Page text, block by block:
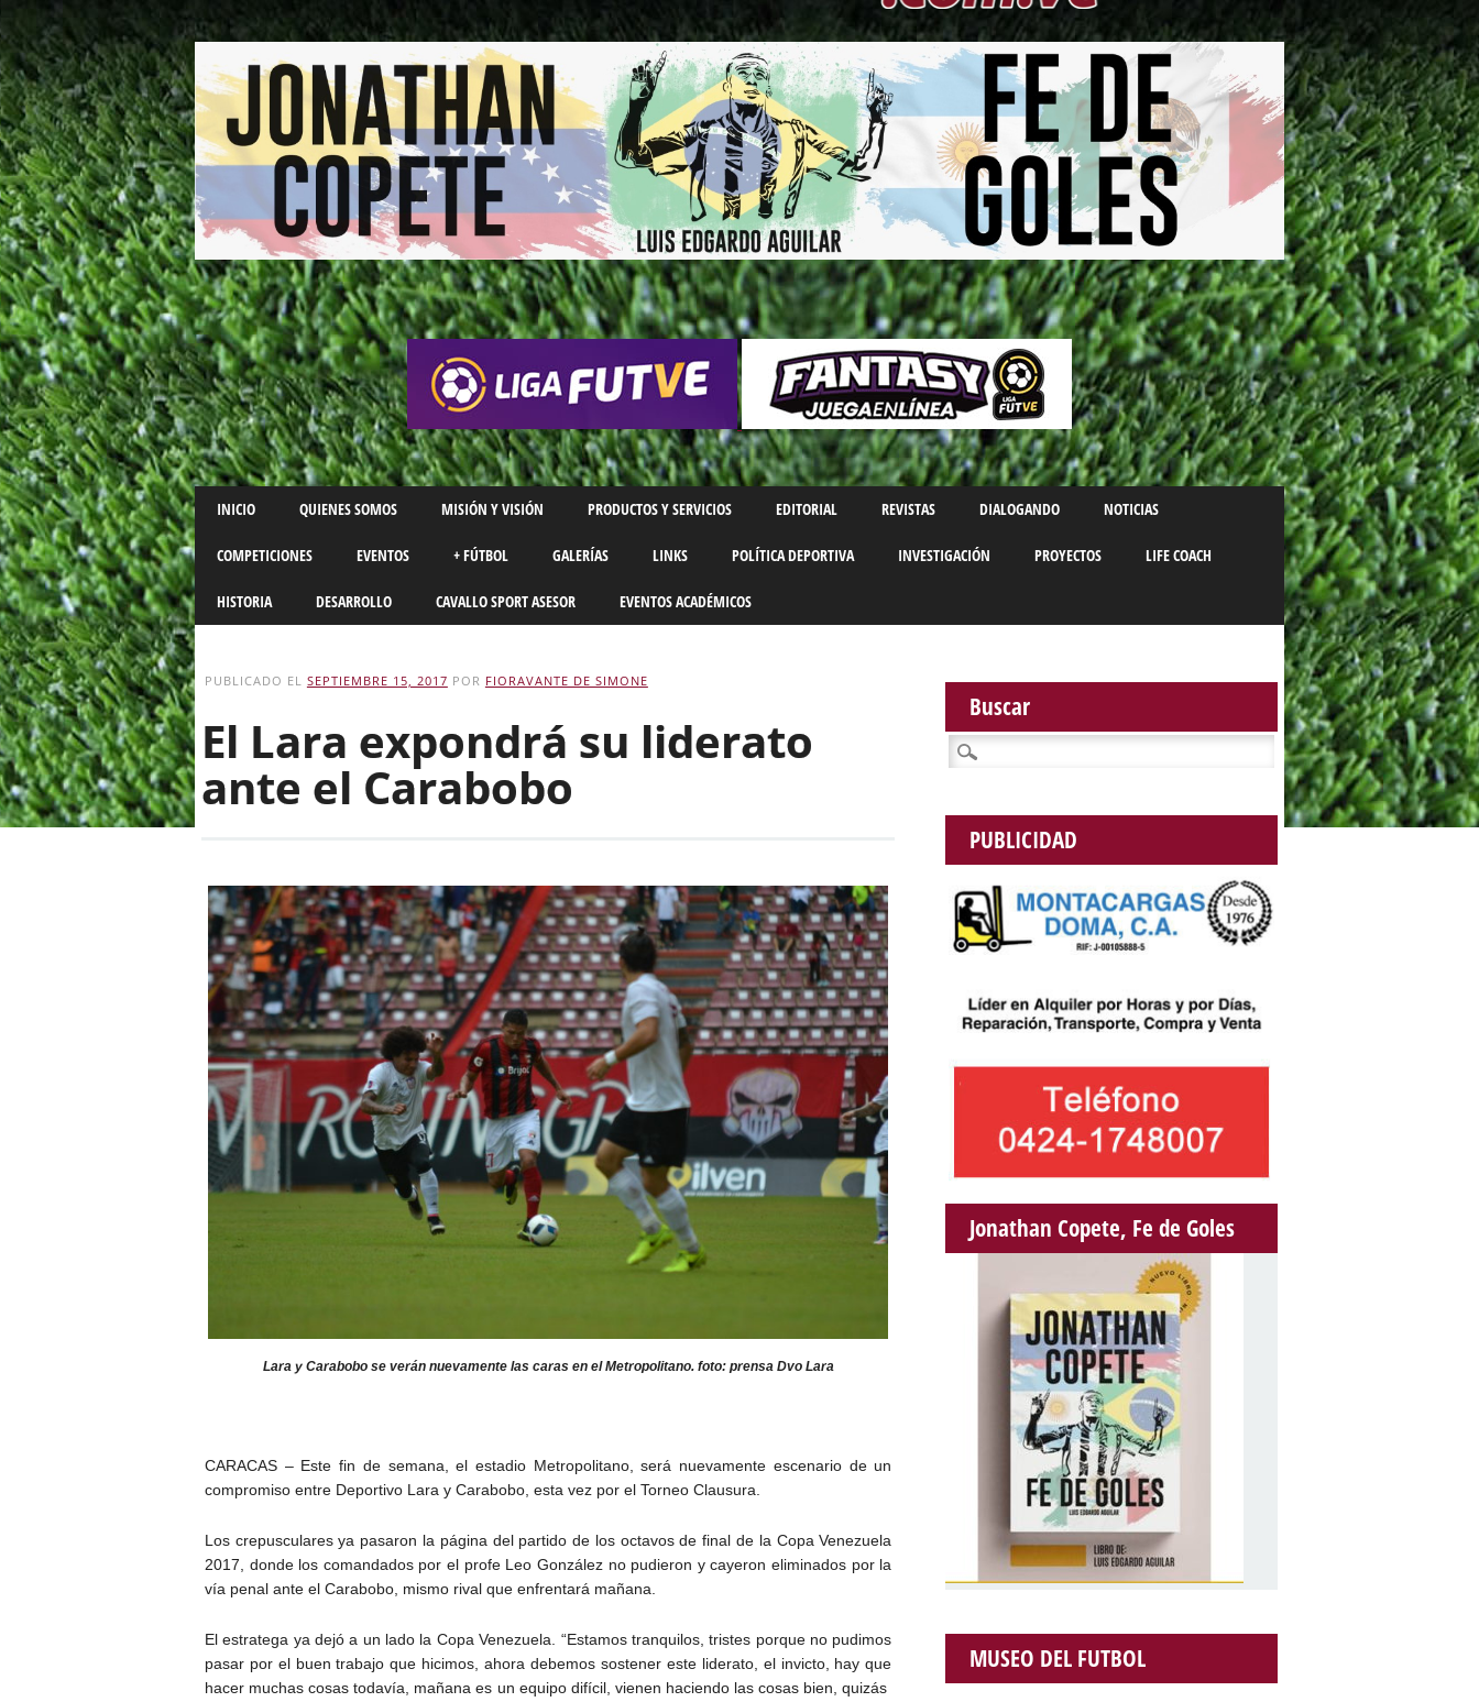
Main menu
Skip
to
content
INICIO QUIENES SOMOS MISIÓN Y VISIÓN PRODUCTOS Y SERVICIOS EDITORIAL REVISTAS DIALOGANDO NOTICIAS
COMPETICIONES EVENTOS + FÚTBOL GALERÍAS LINKS POLÍTICA DEPORTIVA INVESTIGACIÓN PROYECTOS LIFE COACH
HISTORIA DESARROLLO CAVALLO SPORT ASESOR EVENTOS ACADÉMICOS
PUBLICADO EL SEPTIEMBRE 15, 2017 POR FIORAVANTE DE SIMONE
El Lara expondrá su liderato
ante el Carabobo
Lara y Carabobo se verán nuevamente las caras en el Metropolitano. foto: prensa Dvo Lara
CARACAS – Este fin de semana, el estadio Metropolitano, será nuevamente escenario de un
compromiso entre Deportivo Lara y Carabobo, esta vez por el Torneo Clausura.
Los crepusculares ya pasaron la página del partido de los octavos de final de la Copa Venezuela
2017, donde los comandados por el profe Leo González no pudieron y cayeron eliminados por la
vía penal ante el Carabobo, mismo rival que enfrentará mañana.
El estratega ya dejó a un lado la Copa Venezuela. “Estamos tranquilos, tristes porque no pudimos
pasar por el buen trabajo que hicimos, ahora debemos sostener este liderato, el invicto, hay que
hacer muchas cosas todavía, mañana es un equipo difícil, vienen haciendo las cosas bien, quizás
Buscar
Buscar:
PUBLICIDAD
Jonathan Copete, Fe de Goles
MUSEO DEL FUTBOL